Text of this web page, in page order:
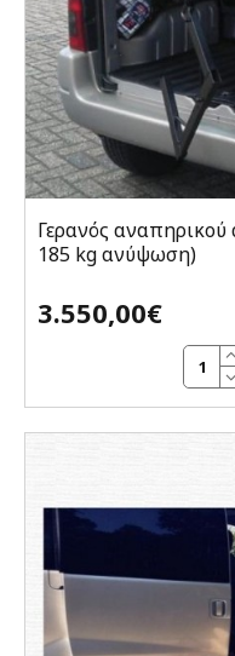
Γερανός αναπηρικού
185 kg ανύψωση)
3.550,00€